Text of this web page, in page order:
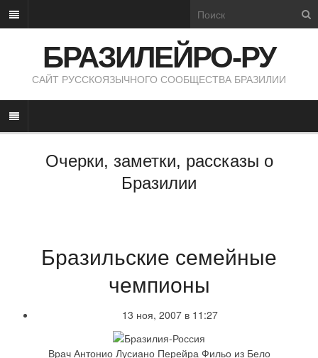
БРАЗИЛЕЙРО-РУ
САЙТ РУССКОЯЗЫЧНОГО СООБЩЕСТВА БРАЗИЛИИ
Очерки, заметки, рассказы о
Бразилии
Бразильские семейные
чемпионы
13 ноя, 2007 в 11:27
Врач Антонио Лусиано Перейра Фильо из Бело